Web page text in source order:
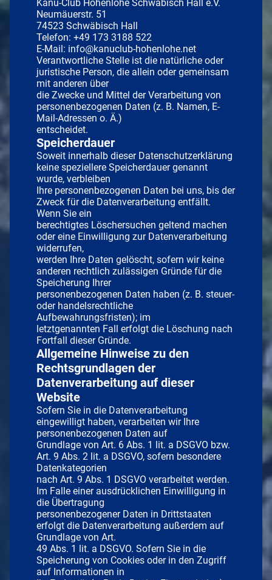
Kanu-Club Hohenlohe Schwäbisch Hall e.V.
Neumäuerstr. 51
74523 Schwäbisch Hall
Telefon: +49 173 3188 522
E-Mail: info@kanuclub-hohenlohe.net
Verantwortliche Stelle ist die natürliche oder
juristische Person, die allein oder gemeinsam
mit anderen über
die Zwecke und Mittel der Verarbeitung von
personenbezogenen Daten (z. B. Namen, E-
Mail-Adressen o. Ä.)
entscheidet.
Speicherdauer
Soweit innerhalb dieser Datenschutzerklärung
keine speziellere Speicherdauer genannt
wurde, verbleiben
Ihre personenbezogenen Daten bei uns, bis der
Zweck für die Datenverarbeitung entfällt.
Wenn Sie ein
berechtigtes Löschersuchen geltend machen
oder eine Einwilligung zur Datenverarbeitung
widerrufen,
werden Ihre Daten gelöscht, sofern wir keine
anderen rechtlich zulässigen Gründe für die
Speicherung Ihrer
personenbezogenen Daten haben (z. B. steuer-
oder handelsrechtliche
Aufbewahrungsfristen); im
letztgenannten Fall erfolgt die Löschung nach
Fortfall dieser Gründe.
Allgemeine Hinweise zu den
Rechtsgrundlagen der
Datenverarbeitung auf dieser
Website
Sofern Sie in die Datenverarbeitung
eingewilligt haben, verarbeiten wir Ihre
personenbezogenen Daten auf
Grundlage von Art. 6 Abs. 1 lit. a DSGVO bzw.
Art. 9 Abs. 2 lit. a DSGVO, sofern besondere
Datenkategorien
nach Art. 9 Abs. 1 DSGVO verarbeitet werden.
Im Falle einer ausdrücklichen Einwilligung in
die Übertragung
personenbezogener Daten in Drittstaaten
erfolgt die Datenverarbeitung außerdem auf
Grundlage von Art.
49 Abs. 1 lit. a DSGVO. Sofern Sie in die
Speicherung von Cookies oder in den Zugriff
auf Informationen in